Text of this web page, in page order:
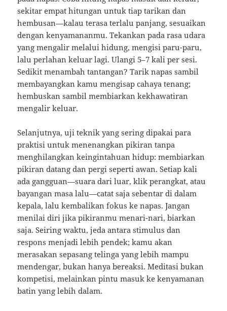
sekitar empat hitungan untuk tiap tarikan dan
hembusan—kalau terasa terlalu panjang, sesuaikan
dengan kenyamananmu. Tekankan pada rasa udara
yang mengalir melalui hidung, mengisi paru-paru,
lalu perlahan keluar lagi. Ulangi 5–7 kali per sesi.
Sedikit menambah tantangan? Tarik napas sambil
membayangkan kamu mengisap cahaya tenang;
hembuskan sambil membiarkan kekhawatiran
mengalir keluar.
Selanjutnya, uji teknik yang sering dipakai para
praktisi untuk menenangkan pikiran tanpa
menghilangkan keingintahuan hidup: membiarkan
pikiran datang dan pergi seperti awan. Setiap kali
ada gangguan—suara dari luar, klik perangkat, atau
bayangan masa lalu—catat saja sebentar di dalam
kepala, lalu kembalikan fokus ke napas. Jangan
menilai diri jika pikiranmu menari-nari, biarkan
saja. Seiring waktu, jeda antara stimulus dan
respons menjadi lebih pendek; kamu akan
merasakan sepasang telinga yang lebih mampu
mendengar, bukan hanya bereaksi. Meditasi bukan
kompetisi, melainkan pintu masuk ke kenyamanan
batin yang lebih dalam.